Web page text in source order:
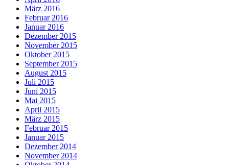
März 2016
Februar 2016
Januar 2016
Dezember 2015
November 2015
Oktober 2015
September 2015
August 2015
Juli 2015
Juni 2015
Mai 2015
April 2015
März 2015
Februar 2015
Januar 2015
Dezember 2014
November 2014